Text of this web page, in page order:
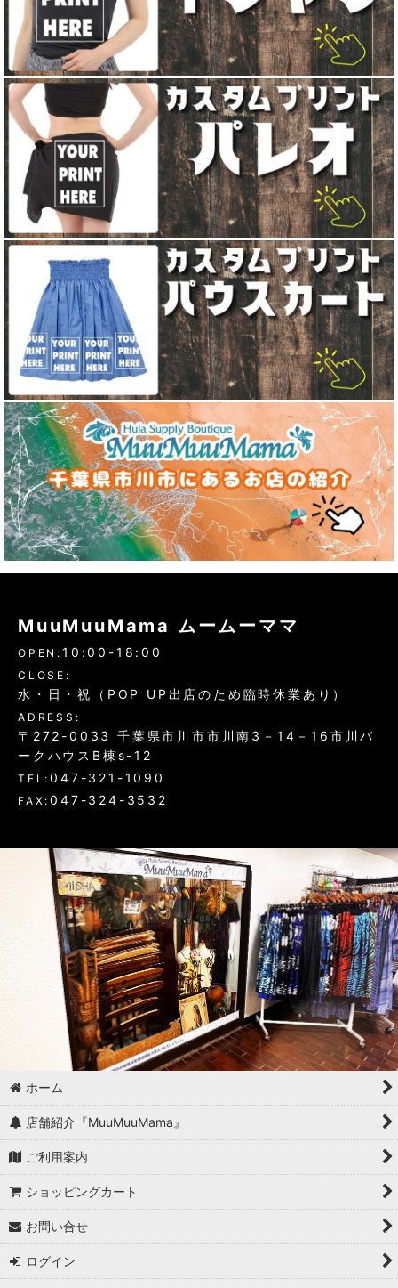
MuuMuuMama ムームーママ
OPEN: 10:00-18:00
CLOSE:
水・日・祝（POP UP出店のため臨時休業あり）
ADRESS:
〒272-0033 千葉県市川市市川南3－14－16市川パ
ークハウスB棟s-12
TEL:047-321-1090
FAX:047-324-3532
ホーム
店舗紹介『MuuMuuMama』
ご利用案内
ショッピングカート
お問い合せ
ログイン